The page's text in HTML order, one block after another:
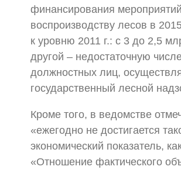
финансирования
воспроизводству лесов в
к уровню 2011 г.: с 3 до 2,5
другой – недостаточную
должностных лиц,
государственный лесной
Кроме того, в ведомстве
«ежегодно не достигается
экономический показатель,
«Отношение фактического